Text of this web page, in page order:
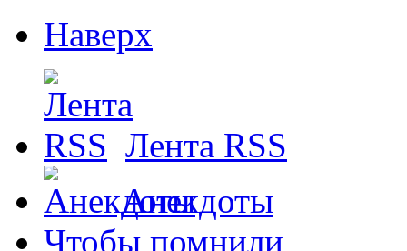
Наверх
Лента RSS
Анекдоты
Чтобы помнили